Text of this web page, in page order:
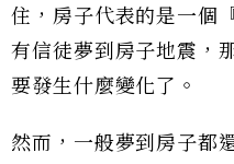
住，房子代表的是一個
有信徒夢到房子地震，
要發生什麼變化了。
然而，一般夢到房子都